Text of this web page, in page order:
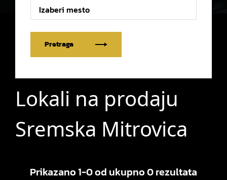
Izaberi mesto
Pretraga
Lokali na prodaju
Sremska Mitrovica
Prikazano 1-0 od ukupno 0 rezultata